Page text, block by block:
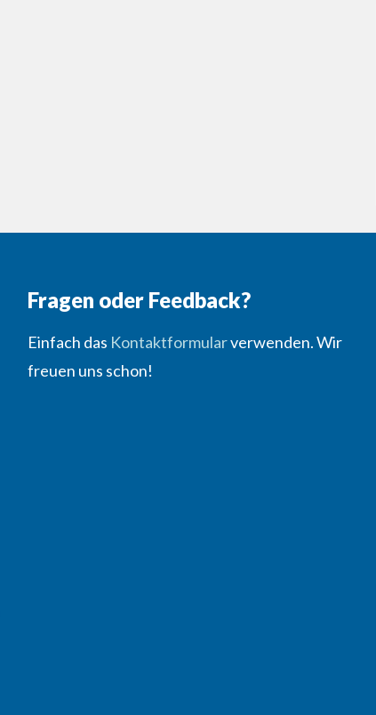
Fragen oder Feedback?
Einfach das Kontaktformularverwenden. Wir
freuen uns schon!